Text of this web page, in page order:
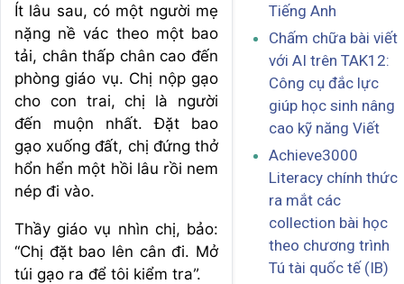
Ít lâu sau, có một người mẹ
nặng nề vác theo một bao
tải, chân thấp chân cao đến
phòng giáo vụ. Chị nộp gạo
cho con trai, chị là người
đến muộn nhất. Đặt bao
gạo xuống đất, chị đứng thở
hổn hển một hồi lâu rồi nem
nép đi vào.
Thầy giáo vụ nhìn chị, bảo:
“Chị đặt bao lên cân đi. Mở
túi gạo ra để tôi kiểm tra”.
Tiếng Anh
Chấm chữa bài viết
với AI trên TAK12:
Công cụ đắc lực
giúp học sinh nâng
cao kỹ năng Viết
Achieve3000
Literacy chính thức
ra mắt các
collection bài học
theo chương trình
Tú tài quốc tế (IB)